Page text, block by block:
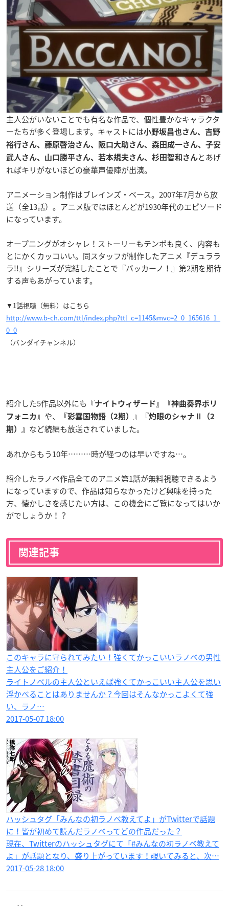
主人公がいないことでも有名な作品で、個性豊かなキャラクタ
ーたちが多く登場します。キャストには小野坂昌也さん、吉野
裕行さん、藤原啓治さん、阪口大助さん、森田成一さん、子安
武人さん、山口勝平さん、若本規夫さん、杉田智和さんとあげ
ればキリがないほどの豪華声優陣が出演。
アニメーション制作はブレインズ・ベース。2007年7月から放
送（全13話）。アニメ版ではほとんどが1930年代のエピソード
になっています。
オープニングがオシャレ！ストーリーもテンポも良く、内容も
とにかくカッコいい。同スタッフが制作したアニメ『デュララ
ラ!!』シリーズが完結したことで『バッカーノ！』第2期を期待
する声もあがっています。
▼1話視聴（無料）はこちら
http://www.b-ch.com/ttl/index.php?ttl_c=1145&mvc=2_0_165616_1_
0_0
（バンダイチャンネル）
紹介した5作品以外にも 『ナイトウィザード』 『神曲奏界ポリ
フォニカ 』 や、 『彩雲国物語（2期）
』『灼眼のシャナⅡ（2
期）』 など続編も放送されていました。
あれからもう10年………時が経つのは早いですね…。
紹介したラノベ作品全てのアニメ第1話が無料視聴できるよう
になっていますので、作品は知らなかったけど興味を持った
方、懐かしさを感じたい方は、この機会にご覧になってはいか
がでしょうか！？
関連記事
このキャラに守られてみたい！強くてかっこいいラノベの男性
主人公をご紹介！
ライトノベルの主人公といえば強くてかっこいい主人公を思い
浮かべることはありませんか？今回はそんなかっこよくて強
い、ラノ…
2017-05-07 18:00
ハッシュタグ「みんなの初ラノベ教えてよ」がTwitterで話題
に！皆が初めて読んだラノベってどの作品だった？
現在、Twitterのハッシュタグにて「#みんなの初ラノベ教えて
よ」が話題となり、盛り上がっています！覗いてみると、次…
2017-05-28 18:00